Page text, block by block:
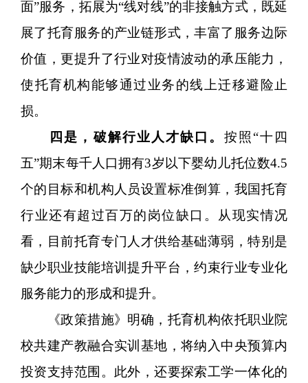
面”服务，拓展为“线对线”的非接触方式，既延
展了托育服务的产业链形式，丰富了服务边际
价值，更提升了行业对疫情波动的承压能力，
使托育机构能够通过业务的线上迁移避险止
损。
四是，破解行业人才缺口。 按照“十四
五”期末每千人口拥有3岁以下婴幼儿托位数4.5
个的目标和机构人员设置标准倒算，我国托育
行业还有超过百万的岗位缺口。从现实情况
看，目前托育专门人才供给基础薄弱，特别是
缺少职业技能培训提升平台，约束行业专业化
服务能力的形成和提升。
《政策措施》明确，托育机构依托职业院
校共建产教融合实训基地，将纳入中央预算内
投资支持范围。此外，还要探索工学一体化的